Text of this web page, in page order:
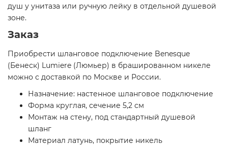
душ у унитаза или ручную лейку в отдельной душевой
зоне.
Заказ
Приобрести шланговое подключение Benesque
(Бенеск) Lumiere (Люмьер) в брашированном никеле
можно с доставкой по Москве и России.
Назначение: настенное шланговое подключение
Форма круглая, сечение 5,2 см
Монтаж на стену, под стандартный душевой
шланг
Материал латунь, покрытие никель